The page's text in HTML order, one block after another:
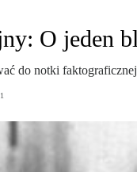
O jeden
do notki